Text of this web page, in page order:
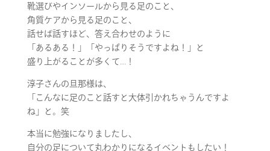
靴選びやインソールから見る足のこと、
角質ケアから見る足のこと、
話せば話すほど、答え合わせのように
「あるある！」「やっぱりそうですよね！」と
盛り上がることが多くて…！
淳子さんの旦那様は、
「こんなに足のこと話すと大体引かれちゃうんですよ
ね」と。笑
本当に勉強になりましたし、
自分の足について丸わかりになるイベントもしたい！